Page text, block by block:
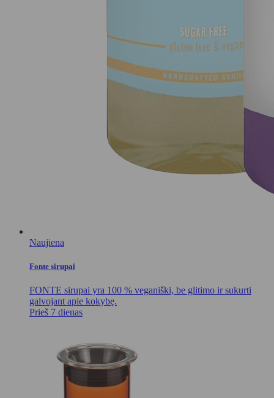
Naujiena
Fonte sirupai
FONTE sirupai yra 100 % veganiški, be glitimo ir sukurti
galvojant apie kokybę.
Prieš 7 dienas